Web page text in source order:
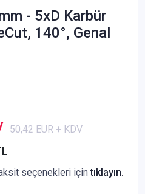
- 5xD Karbür
140°, Genal
50,42 EUR + KDV
seçenekleri içintıklayın.